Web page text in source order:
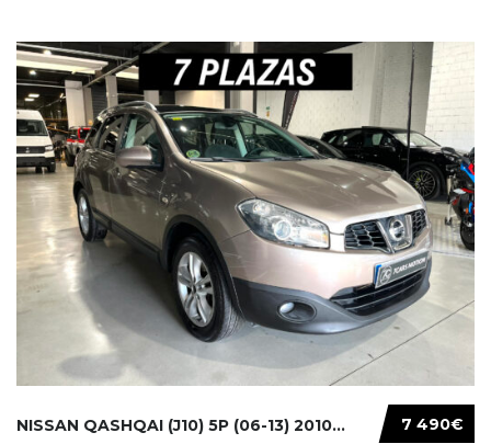
7 490€
NISSAN QASHQAI (J10) 5P (06-13) 2010...